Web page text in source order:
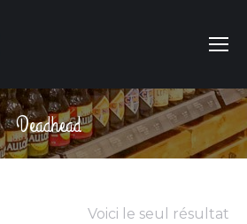
Deadhead
Vous êtes ici :
Voici le seul résultat